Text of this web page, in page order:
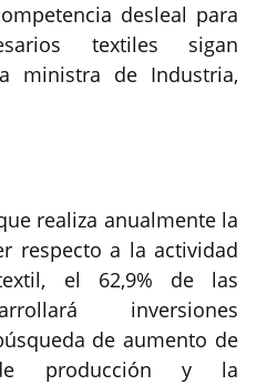
desleal para
textiles sigan
ministra de Industria,
realiza anualmente la
respecto a la actividad
el 62,9% de las
inversiones
de aumento de
producción y la